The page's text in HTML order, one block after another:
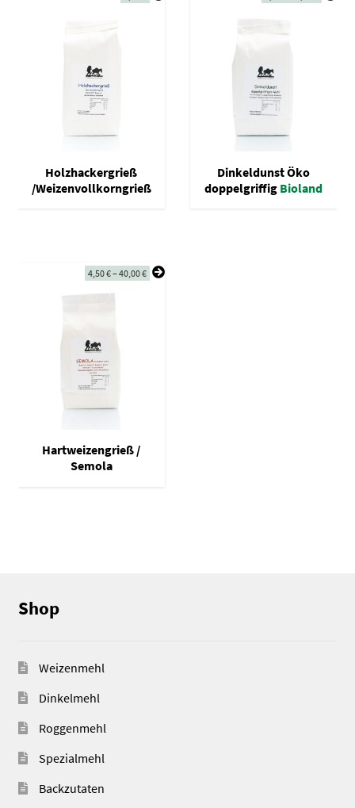
Holzhackergrieß
/Weizenvollkorngrieß
Dinkeldunst Öko
doppelgriffig Bioland
4,50€–40,00€
Hartweizengrieß /
Semola
Shop
Weizenmehl
Dinkelmehl
Roggenmehl
Spezialmehl
Backzutaten